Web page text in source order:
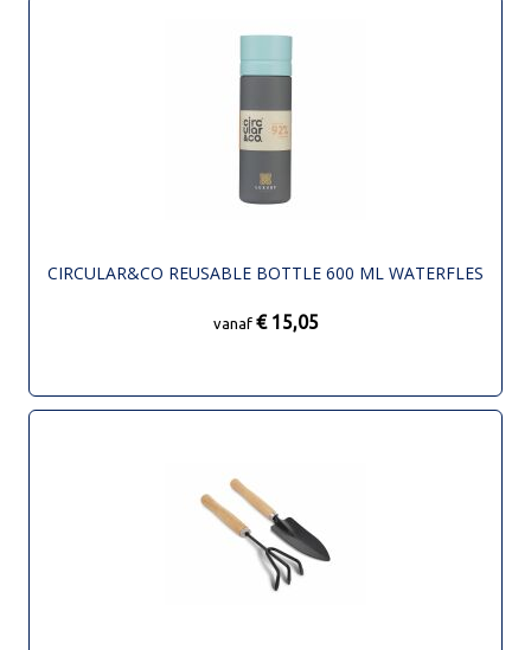
CIRCULAR&CO REUSABLE BOTTLE 600 ML WATERFLES
vanaf € 15,05